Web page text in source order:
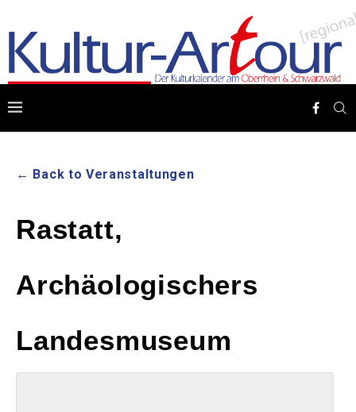
← Back to Veranstaltungen
Rastatt,
Archäologischers
Landesmuseum